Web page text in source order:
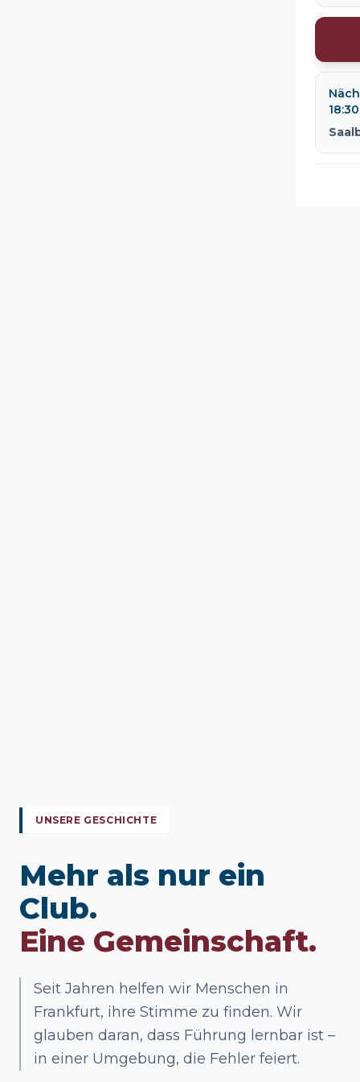
UNSERE GESCHICHTE
Mehr als nur ein
Club.
Eine Gemeinschaft.
Seit Jahren helfen wir Menschen in
Frankfurt, ihre Stimme zu finden. Wir
glauben daran, dass Führung lernbar ist –
in einer Umgebung, die Fehler feiert.